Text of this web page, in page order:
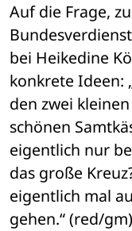
Auf die Frage,
bei Heikedine
konkrete Ideen:
den zwei
schönen
eigentlich nur
das große
eigentlich mal
gehen.“ (red/gm)